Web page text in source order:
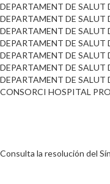
DEPARTAMENT DE SALUT
DEPARTAMENT DE SALUT
DEPARTAMENT DE SALUT
DEPARTAMENT DE SALUT
DEPARTAMENT DE SALUT
DEPARTAMENT DE SALUT
DEPARTAMENT DE SALUT
CONSORCI HOSPITAL
Consulta la resolución del